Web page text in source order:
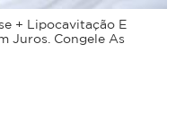
+ Lipocavitação E
Juros. Congele As